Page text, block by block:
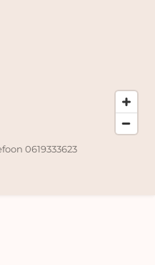
0619333623